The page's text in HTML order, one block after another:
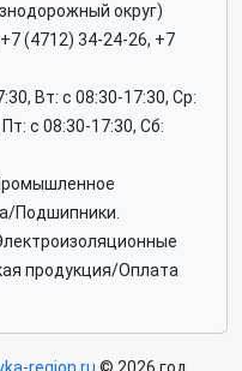
округ)
(4712) 34-24-26, +7
Вт: c 08:30-17:30, Ср:
c 08:30-17:30, Сб:
Подшипники.
продукция/Оплата